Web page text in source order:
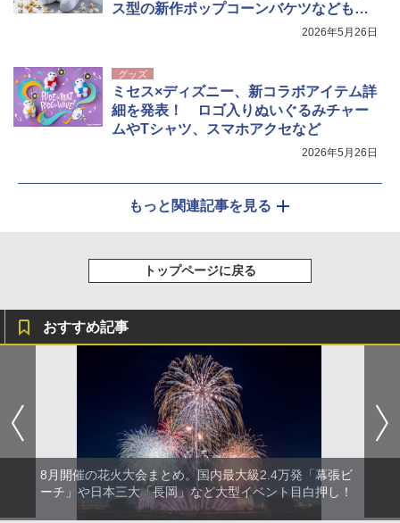
ス型の新作ポップコーンバケツなども登
2026年5月26日
グッズ
ミセス×ディズニー、新コラボアイテム詳
細を発表！ ロゴ入りぬいぐるみチャー
ムやTシャツ、スマホアクセなど
2026年5月26日
もっと関連記事を見る
トップページに戻る
おすすめ記事
8月開催の花火大会まとめ。国内最大級2.4万発「幕張ビ
ーチ」や日本三大「長岡」など大型イベント目白押し！